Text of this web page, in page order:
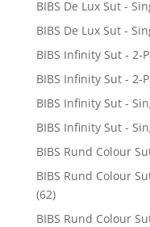
BIBS De Lux Sut -
BIBS De Lux Sut -
BIBS Infinity Sut - 2-
BIBS Infinity Sut - 2-
BIBS Infinity Sut -
BIBS Infinity Sut -
BIBS Rund Colour
BIBS Rund Colour
(62)
BIBS Rund Colour